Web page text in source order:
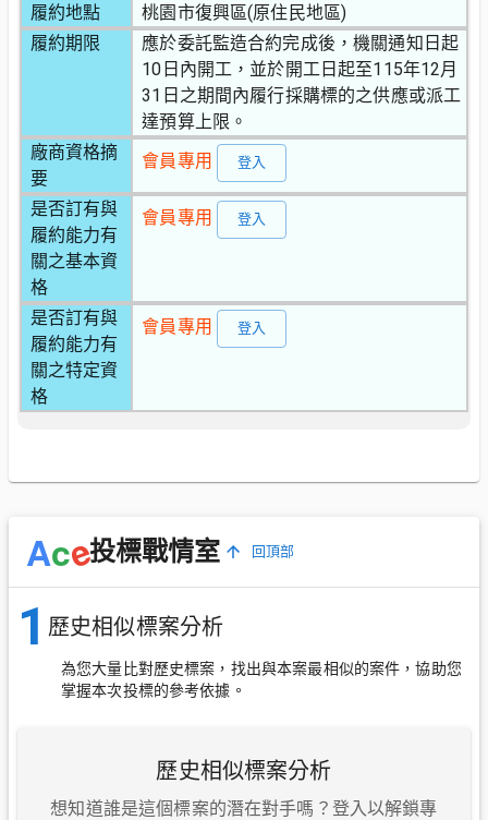
履約地點
桃園市復興區(原住民地區)
履約期限
應於委託監造合約完成後，機關通知日起
10日內開工，並於開工日起至115年12月
31日之期間內履行採購標的之供應或派工
達預算上限。
廠商資格摘
要
會員專用 登入
是否訂有與
履約能力有
關之基本資
格
會員專用 登入
是否訂有與
履約能力有
關之特定資
格
會員專用 登入
Ace投標戰情室 回頂部
1 歷史相似標案分析
為您大量比對歷史標案，找出與本案最相似的案件，協助您
掌握本次投標的參考依據。
歷史相似標案分析
想知道誰是這個標案的潛在對手嗎？登入以解鎖專